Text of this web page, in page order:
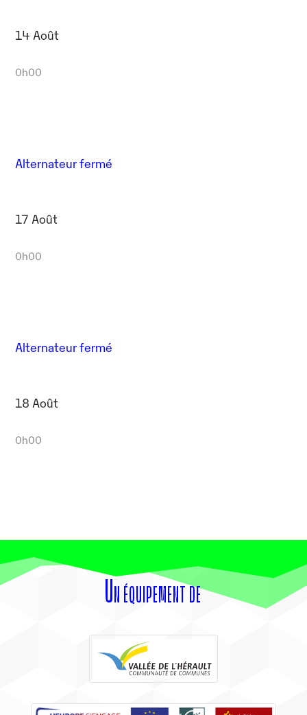
14 Août
0h00
Alternateur fermé
17 Août
0h00
Alternateur fermé
18 Août
0h00
Un équipement de